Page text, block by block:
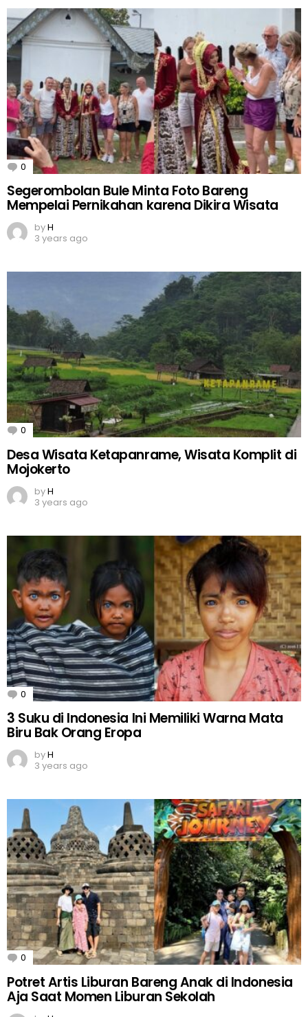
0 Comments
Segerombolan Bule Minta Foto Bareng
Mempelai Pernikahan karena Dikira Wisata
byH
3 years ago
0 Comments
Desa Wisata Ketapanrame, Wisata Komplit di
Mojokerto
byH
3 years ago
0 Comments
3 Suku di Indonesia Ini Memiliki Warna Mata
Biru Bak Orang Eropa
byH
3 years ago
0 Comments
Potret Artis Liburan Bareng Anak di Indonesia
Aja Saat Momen Liburan Sekolah